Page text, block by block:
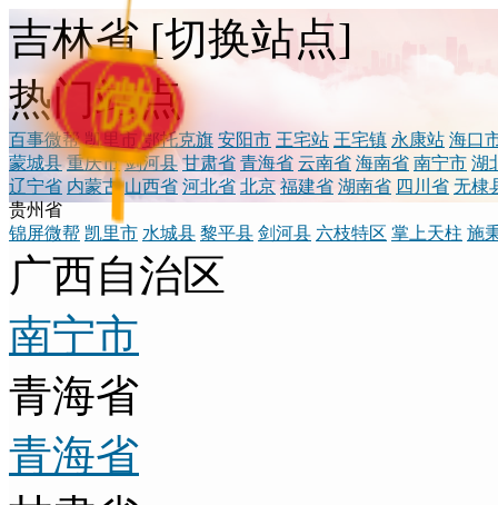
吉林省 [切换站点]
热门站点
百事微帮 凯里市 鄂托克旗 安阳市 王宅站 王宅镇 永康站 海口
蒙城县 重庆市 剑河县 甘肃省 青海省 云南省 海南省 南宁市 湖
辽宁省 内蒙古 山西省 河北省 北京 福建省 湖南省 四川省 无棣
贵州省
锦屏微帮 凯里市 水城县 黎平县 剑河县 六枝特区 掌上天柱 施
广西自治区
南宁市
青海省
青海省
微